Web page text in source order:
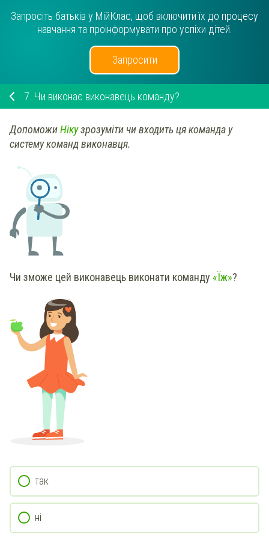
Запросіть батьків у МійКлас, щоб включити їх до процесу
навчання та проінформувати про успіхи дітей.
Запросити
7. Чи виконає виконавець команду?
ДопоможиНікузрозуміти чи входить ця команда у
систему команд виконавця.
Чи зможе цей виконавець виконати команду «Їж»?
так
ні